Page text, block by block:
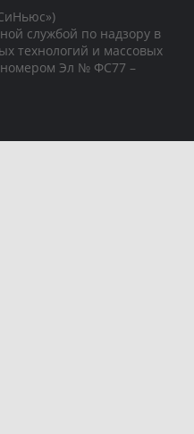
службой по надзору в
технологий и массовых
номером Эл № ФС77 –